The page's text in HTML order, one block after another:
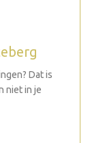
Dat is
niet in je